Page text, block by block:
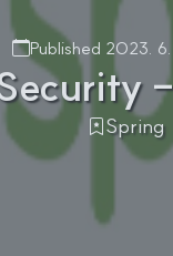
Published 2023. 6.
Spring